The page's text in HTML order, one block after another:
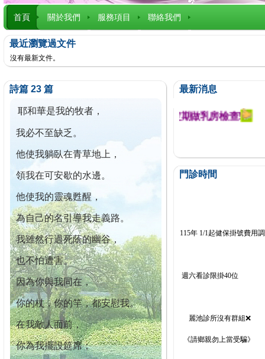
首頁 關於我們 服務項目 聯絡我們
最近瀏覽過文件
沒有最新文件。
詩篇 23 篇
耶和華是我的牧者，
我必不至缺乏。
他使我躺臥在青草地上，
領我在可安歇的水邊。
他使我的靈魂甦醒，
為自己的名引導我走義路。
我雖然行過死蔭的幽谷，
也不怕遭害。
因為你與我同在，
你的杖，你的竿，都安慰我。
在我敵人面前，
你為我擺設筵席；
最新消息
今已篩檢出1700位乳癌患者,提醒您定期做乳房檢查!
門診時間
115年 1/1起健保掛號費用
週六看診限掛40位
麗池診所沒有群組❌
《請鄉親勿上當受騙》